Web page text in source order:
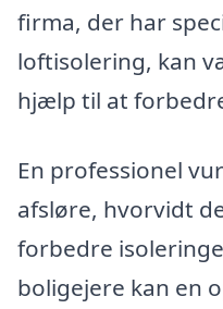
firma, der har
loftisolering, kan
hjælp til at
En professionel
afsløre, hvorvidt
forbedre
boligejere kan en